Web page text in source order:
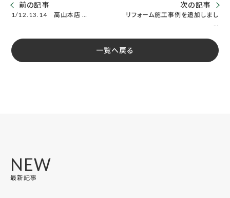
前の記事
1/12.13.14 高山本店 …
一覧へ戻る
次の記事
リフォーム施工事例を追加しまし
…
NEW
最新記事